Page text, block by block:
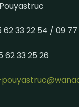
62 33 22 54 / 09
62 33 25 26